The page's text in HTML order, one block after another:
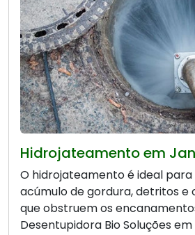
Hidrojateamento em
O hidrojateamento é ideal
acúmulo de gordura, detritos e
que obstruem os
Desentupidora Bio Soluções